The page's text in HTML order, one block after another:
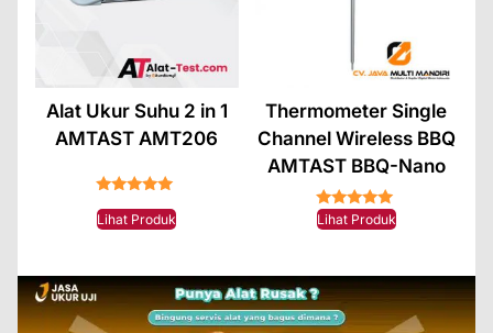
Alat Ukur Suhu 2 in 1
AMTAST AMT206
Lihat Produk
Thermometer Single
Channel Wireless BBQ
AMTAST BBQ-Nano
★★★★★
Lihat Produk